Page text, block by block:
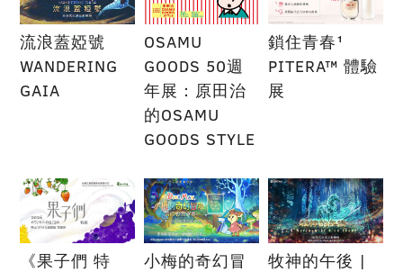
流浪蓋婭號
WANDERING
GAIA
OSAMU
GOODS 50週
年展：原田治
的OSAMU
GOODS STYLE
鎖住青春¹
PITERA™ 體驗
展
《果子們 特
小梅的奇幻冒
牧神的午後 |